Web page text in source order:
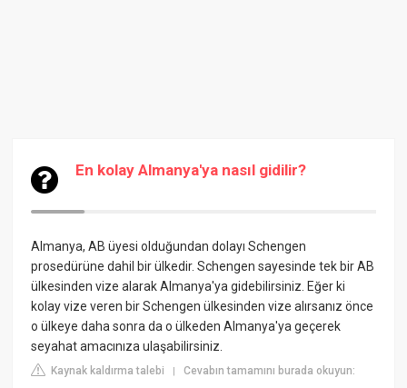
En kolay Almanya'ya nasıl gidilir?
Almanya, AB üyesi olduğundan dolayı Schengen
prosedürüne dahil bir ülkedir. Schengen sayesinde tek bir AB
ülkesinden vize alarak Almanya'ya gidebilirsiniz. Eğer ki
kolay vize veren bir Schengen ülkesinden vize alırsanız önce
o ülkeye daha sonra da o ülkeden Almanya'ya geçerek
seyahat amacınıza ulaşabilirsiniz.
Kaynak kaldırma talebi |Cevabın tamamını burada okuyun: